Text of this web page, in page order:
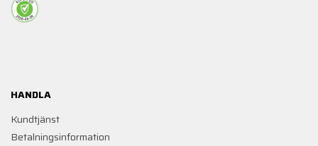
HANDLA
Kundtjänst
Betalningsinformation